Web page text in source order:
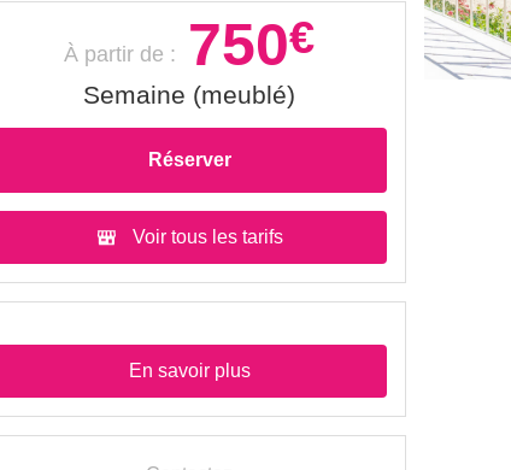
À partir de : 750€
Semaine (meublé)
Réserver
Voir tous les tarifs
En savoir plus